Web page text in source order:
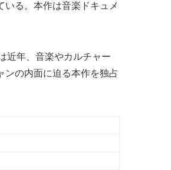
る。本作は音楽ドキュメ
近年、音楽やカルチャー
ンの内面に迫る本作を独占